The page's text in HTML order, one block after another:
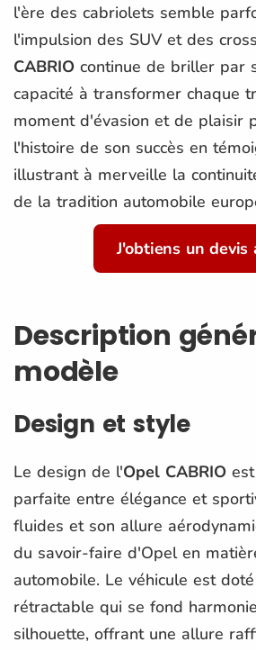
l'ère des cabriolets semble
l'impulsion des SUV et des
CABRIO continue de briller par
capacité à transformer chaque
moment d'évasion et de plaisir
l'histoire de son succès en
illustrant à merveille la
de la tradition automobile
J'obtiens un devis
Description
modèle
Design et style
Le design de l'Opel CABRIO
parfaite entre élégance et
fluides et son allure
du savoir-faire d'Opel en
automobile. Le véhicule est
rétractable qui se fond
silhouette, offrant une allure